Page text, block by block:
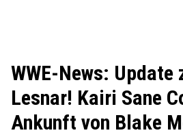
WWE-News: Update
Lesnar! Kairi Sane
Ankunft von Blake